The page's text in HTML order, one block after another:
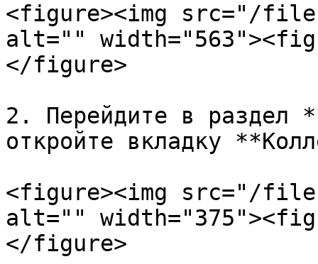
<figure><img src="/files/
alt=""
</figure>
2. Перейдите в раздел
откройте вкладку
<figure><img src="/files/
alt=""
</figure>